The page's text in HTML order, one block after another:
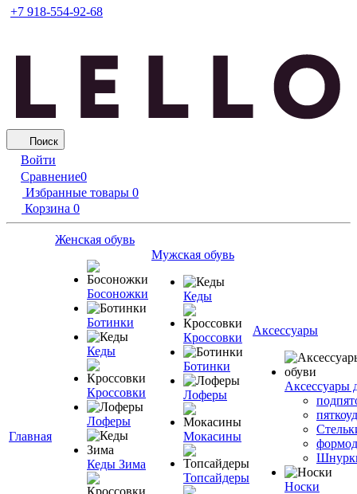
+7 918-554-92-68
Поиск
Войти
Сравнение0
Избранные товары 0
Корзина 0
Главная
Женская обувь
Босоножки
Ботинки
Кеды
Кроссовки
Лоферы
Кеды Зима
Мужская обувь
Кеды
Кроссовки
Ботинки
Лоферы
Мокасины
Топсайдеры
Аксессуары
Аксессуары
Носки